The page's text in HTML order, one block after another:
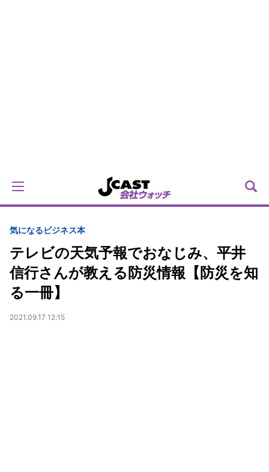
気になるビジネス本
テレビの天気予報でおなじみ、平井
信行さんが教える防災情報【防災を知
る一冊】
2021.09.17 12:15